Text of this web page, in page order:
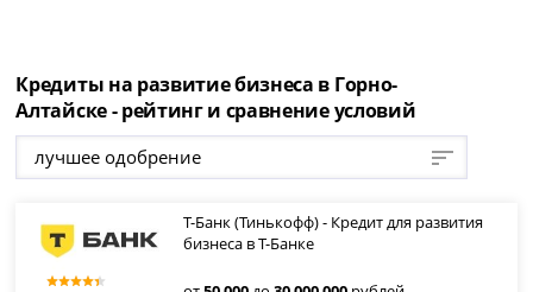
Кредиты на развитие бизнеса в Горно-
Алтайске - рейтинг и сравнение условий
лучшее одобрение
Т-Банк (Тинькофф) - Кредит для развития
бизнеса в Т-Банке